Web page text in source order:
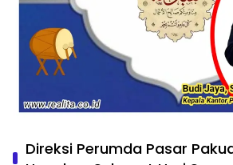
Direksi Perumda Pasar